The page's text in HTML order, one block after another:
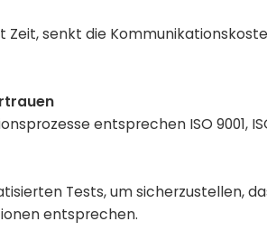
senkt die
entsprechen ISO 9001,
Tests, um sicherzustellen,
entsprechen.